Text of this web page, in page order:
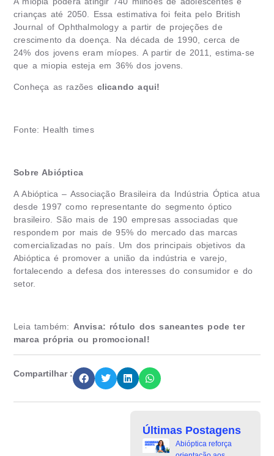
crianças até 2050. Essa estimativa foi feita pelo British
Journal of Ophthalmology a partir de projeções de
crescimento da doença. Na década de 1990, cerca de
24% dos jovens eram míopes. A partir de 2011, estima-se
que a miopia esteja em 36% dos jovens.
Conheça as razões clicando aqui!
Fonte: Health times
Sobre Abióptica
A Abióptica – Associação Brasileira da Indústria Óptica atua
desde 1997 como representante do segmento óptico
brasileiro. São mais de 190 empresas associadas que
respondem por mais de 95% do mercado das marcas
comercializadas no país. Um dos principais objetivos da
Abióptica é promover a união da indústria e varejo,
fortalecendo a defesa dos interesses do consumidor e do
setor.
Leia também: Anvisa: rótulo dos saneantes pode ter
marca própria ou promocional!
Compartilhar :
Últimas Postagens
Abióptica reforça